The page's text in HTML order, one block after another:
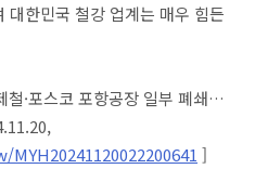
대한민국 철강 업계는 매우 힘든
철·포스코 포항공장 일부 폐쇄…
]